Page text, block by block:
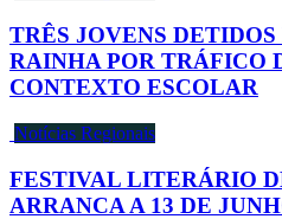
TRÊS JOVENS
RAINHA POR TRÁFICO
CONTEXTO ESCOLAR
Notícias Regionais
FESTIVAL LITERÁRIO
ARRANCA A 13 DE